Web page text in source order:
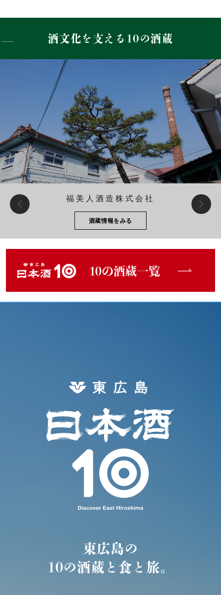
酒文化を支える10の酒蔵
白牡丹酒造株式会社
酒蔵情報をみる
東広島の
10の酒蔵と食と旅。